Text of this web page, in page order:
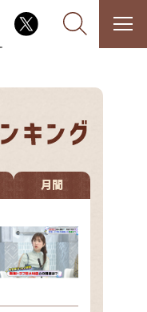
るTV
ど・・・
ラエティ！
って真剣です
ープ
月間